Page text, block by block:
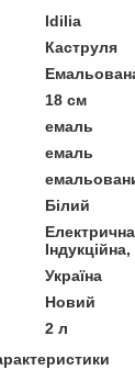
Idilia
Каструля
18 см
емаль
емаль
Білий
Україна
Новий
2 л